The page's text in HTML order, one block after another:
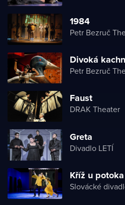
1984
Petr Bezruč
Divoká
Petr Bezruč
Faust
DRAK Theater
Greta
Divadlo LETÍ
Kříž u potoka
Slovácké